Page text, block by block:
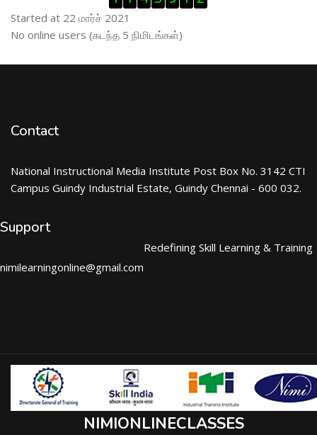
Started at 22 மார்ச் 2021
இணைப்புநிலைப் பயனாளர் ஐத் தவிர்
No online users (கடந்த 5 நிமிடங்கள்)
Contact
National Instructional Media Institute Post Box No. 3142 CTI
Campus Guindy Industrial Estate, Guindy Chennai - 600 032.
Support
nimilearningonline@gmail.com
Redefining Skill Learning & Training
NIMIONLINECLASSES